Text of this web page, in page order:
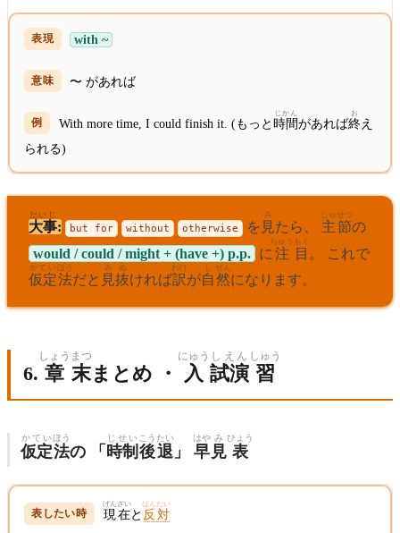
with ~
〜 があれば
With more time, I could finish it. (もっと 時間
じかん
があれば終
お
え
られる)
大事
だいじ
: but for without otherwise を 見
み
たら、 主節
しゅせつ
の
would / could / might + (have +) p.p. に 注
ちゅう
目
もく
。 これで
仮定
かてい
法
ほう
だと 見抜
みぬ
ければ訳
わけ
が自
し
然
ぜん
になります。
6. 章
しょう
末
まつ
まとめ ・ 入
にゅう
試演
しえん
習
しゅう
仮定
かてい
法
ほう
の 「 時制
じせい
後退
こうたい
」 早
はや
見
み
表
ひょう
現在
げんざい
と 反対
はんたい